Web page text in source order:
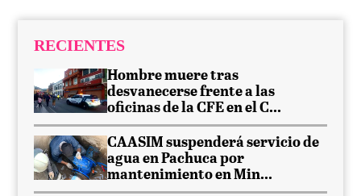
RECIENTES
Hombre muere tras
desvanecerse frente a las
oficinas de la CFE en el C...
CAASIM suspenderá servicio de
agua en Pachuca por
mantenimiento en Min...